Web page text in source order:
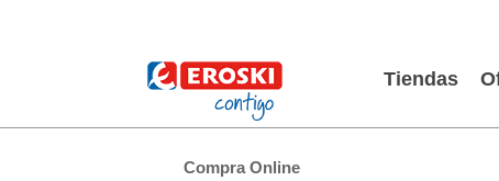
Tiendas
Compra Online